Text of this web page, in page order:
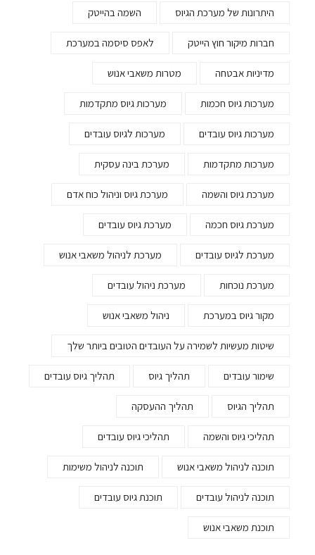
היתרונות של מערכת הגיוס השמה בהייטק
חברות מיקור חוץ הייטק לאפס סיסמה במערכת
מדיניות אבטחה מטרות משאבי אנוש
מערכות גיוס חכמות מערכות גיוס מתקדמות
מערכות גיוס עובדים מערכות לגיוס עובדים
מערכות מתקדמות מערכת בינה עסקית
מערכת גיוס והשמה מערכת גיוס וניהול כוח אדם
מערכת גיוס חכמה מערכת גיוס עובדים
מערכת לגיוס עובדים מערכת לניהול משאבי אנוש
מערכת נוכחות מערכת ניהול עובדים
מקור גיוס במערכת ניהול משאבי אנוש
שיטות מעשיות לשמירה על העובדים הטובים ביותר שלך
שימור עובדים תהליך גיוס תהליך גיוס עובדים
תהליך הגיוס תהליך ההעסקה
תהליכי גיוס והשמה תהליכי גיוס עובדים
תוכנה לניהול משאבי אנוש תוכנה לניהול משימות
תוכנה לניהול עובדים תוכנת גיוס עובדים
תוכנת משאבי אנוש